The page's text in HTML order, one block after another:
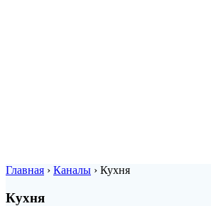
Главная › Каналы › Кухня
Кухня